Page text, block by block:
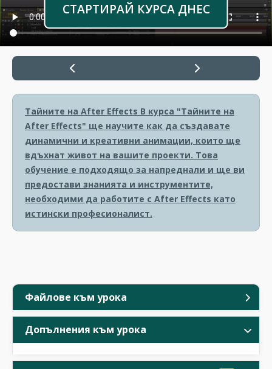
Файлове към урока
Допълнения към урока
СТАРТИРАЙ КУРСА ДНЕС
Тайните на After Effects В курса "Тайните на
After Effects" ще научите как да създавате
динамични и креативни анимации, които ще
вдъхнат живот на вашите проекти. Това
обучение е подходящо за напреднали и ще ви
предостави знанията и инструментите,
необходими да работите с After Effects като
истински професионалист.